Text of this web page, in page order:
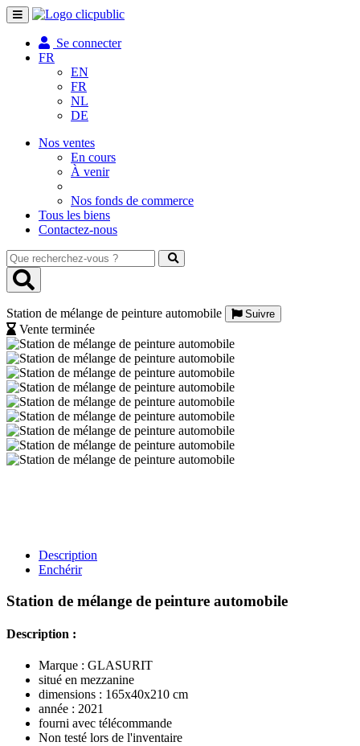
Toggle
navigation
Se connecter
FR
EN
FR
NL
DE
Nos ventes
En cours
À venir
Nos fonds de commerce
Tous les biens
Contactez-nous
Que
recherchez-
vous
Station de mélange de peinture automobile
Suivre
Vente terminée
Description
Enchérir
Station de mélange de peinture automobile
Description :
Marque : GLASURIT
situé en mezzanine
dimensions : 165x40x210 cm
année : 2021
fourni avec télécommande
Non testé lors de l'inventaire